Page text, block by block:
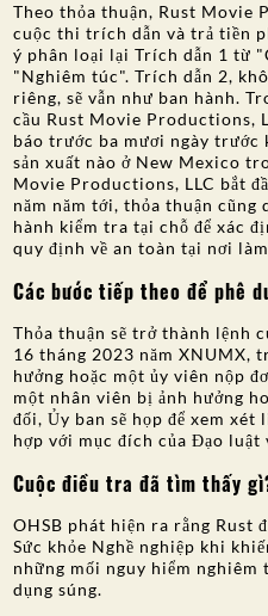
Theo thỏa thuận, Rust Movie
cuộc thi trích dẫn và trả tiền
ý phân loại lại Trích dẫn 1 từ
"Nghiêm túc". Trích dẫn 2,
riêng, sẽ vẫn như ban hành.
cầu Rust Movie Productions,
báo trước ba mươi ngày trước
sản xuất nào ở New Mexico
Movie Productions, LLC bắt
năm năm tới, thỏa thuận cũng
hành kiểm tra tại chỗ để xác
quy định về an toàn tại nơi
Các bước tiếp theo để phê
Thỏa thuận sẽ trở thành lệnh
16 tháng 2023 năm XNUMX,
hưởng hoặc một ủy viên nộp
một nhân viên bị ảnh hưởng
đối, Ủy ban sẽ họp để xem
hợp với mục đích của Đạo luật
Cuộc điều tra đã tìm thấy
OHSB phát hiện ra rằng Rust
Sức khỏe Nghề nghiệp khi
những mối nguy hiểm nghiêm
dụng súng.